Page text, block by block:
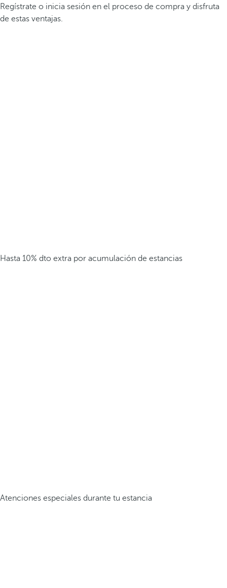
Regístrate o inicia sesión en el proceso de compra y disfruta
de estas ventajas.
Hasta 10% dto extra por acumulación de estancias
Atenciones especiales durante tu estancia